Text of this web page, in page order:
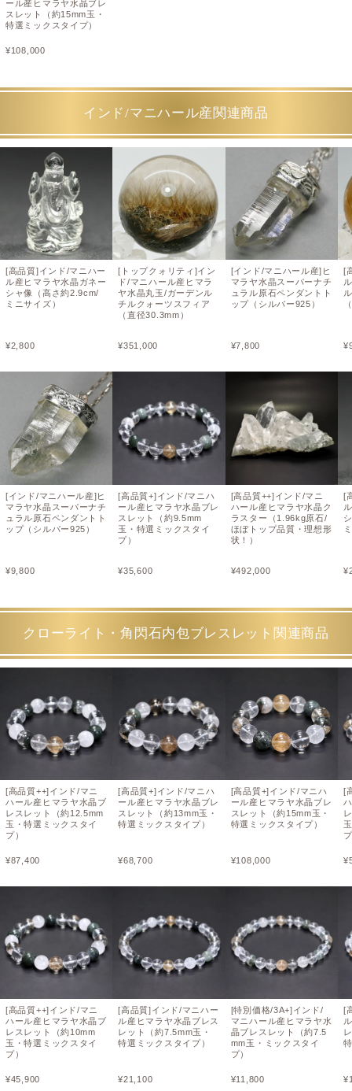
ール産ヒマラヤ水晶ブレ
スレット（約15mm玉・
特選ミックスタイプ）
¥108,000
インド/マニハール産関連商品
[高品質]インド/マニハー
ル産ヒマラヤ水晶ガネー
シャ像（高さ約2.9cm/
ミニサイズ）
¥2,800
[インド/マニハール産]ヒ
マラヤ水晶スーパーナチ
ュラル原石ペンダントト
ップ（シルバー925）
¥9,800
[トップクォリティ]イン
ド/マニハール産ヒマラ
ヤ水晶丸玉/ガーデンル
チルクォーツスフィア
（直径30.3mm）
¥351,000
[高品質+]インド/マニハ
ール産ヒマラヤ水晶ブレ
スレット（約9.5mm
玉・特選ミックスタイ
プ）
¥35,600
[インド/マニハール産]ヒ
マラヤ水晶スーパーナチ
ュラル原石ペンダントト
ップ（シルバー925）
¥7,800
[高品質++]インド/マニ
ハール産ヒマラヤ水晶ク
ラスター（1.96kg原石/
ほぼトップ品質・理想形
状！）
¥492,000
[
¥
[
¥
クローライト・角閃石内包ブレスレット関連商品
[高品質++]インド/マニ
ハール産ヒマラヤ水晶ブ
レスレット（約12.5mm
玉・特選ミックスタイ
プ）
¥87,400
[高品質++]インド/マニ
ハール産ヒマラヤ水晶ブ
レスレット（約10mm
玉・特選ミックスタイ
プ）
¥45,900
[高品質+]インド/マニハ
ール産ヒマラヤ水晶ブレ
スレット（約13mm玉・
特選ミックスタイプ）
¥68,700
[高品質]インド/マニハー
ル産ヒマラヤ水晶ブレス
レット（約7.5mm玉・
特選ミックスタイプ）
¥21,100
[高品質+]インド/マニハ
ール産ヒマラヤ水晶ブレ
スレット（約15mm玉・
特選ミックスタイプ）
¥108,000
[特別価格/3A+]インド/
マニハール産ヒマラヤ水
晶ブレスレット（約7.5
mm玉・ミックスタイ
プ）
¥11,800
[
¥
[
¥